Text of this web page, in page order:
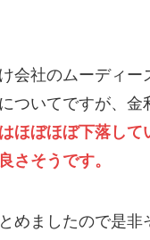
会社のムーディー
ついてですが、金
ほぼほぼ下落して
さそうです。
めましたので是非